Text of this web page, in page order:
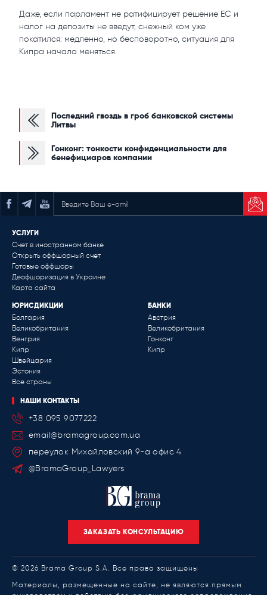
Даже, если парламент не ратифицирует решение ЕС и
налог на депозиты не введут, снежный ком уже
покатился: медленно, но бесповоротно, ситуация для
Кипра начала меняться.
Последний гвоздь в гроб банковской системы
Литвы
Гонконг: тонкости конфиденциальности для
бенефициаров компании
ЗАКАЗАТЬ КОНСУЛЬТАЦИЮ
УСЛУГИ
Счет в иностранном банке
Открыть оффшорный счет
Готовые оффшоры
Деофшоризация в Украине
Карта сайта
ЮРИСДИКЦИИ
Болгария
Великобритания
Венгрия
Кипр
Швейцария
Эстония
Все страны
БАНКИ
Австрия
Великобритания
Гонконг
Кипр
НАШИ КОНТАКТЫ
+38 095 9077222
email@bramagroup.com.ua
переулок Михайловский 9-a офис 4
@BramaGroup_Lawyers
© 2026 Brama Group S.A. Все права защищены
Материалы, размещенные на сайте, не являются прямым